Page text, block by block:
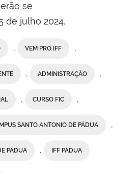
se
de julho 2024.
, VEM PRO IFF ,
, ADMINISTRAÇÃO ,
, CURSO FIC ,
SANTO ANTONIO DE PÁDUA ,
PÁDUA , IFF PÁDUA